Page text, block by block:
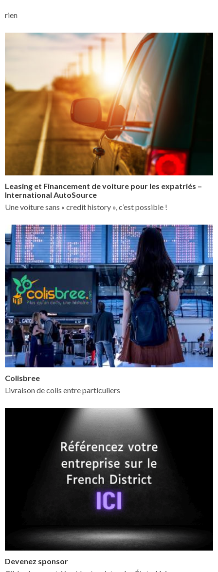
rien
Leasing et Financement de voiture pour les expatriés –
International AutoSource
Une voiture sans « credit history », c’est possible !
Colisbree
Livraison de colis entre particuliers
Devenez sponsor